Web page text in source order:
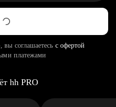
соглашаетесь с офертой
платежами
hh PRO